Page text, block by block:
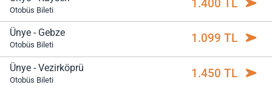
Otobüs Bileti 1.400 TL
Ünye - Gebze
Otobüs Bileti 1.099 TL
Ünye - Vezirköprü
Otobüs Bileti 1.450 TL